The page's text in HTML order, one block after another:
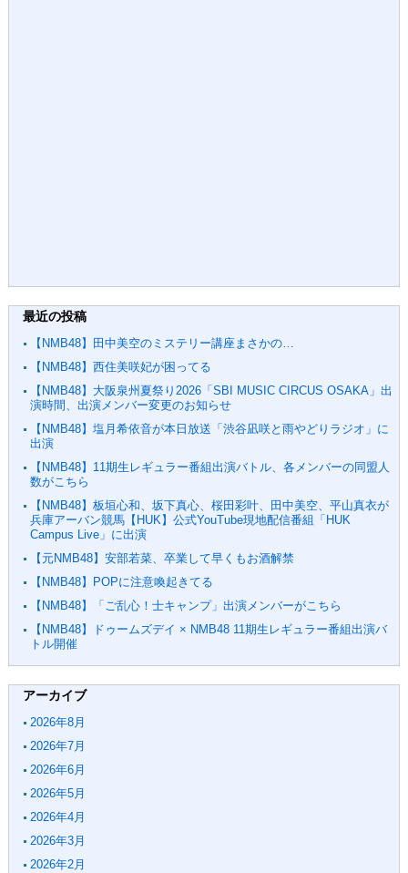
最近の投稿
【NMB48】田中美空のミステリー講座まさかの…
【NMB48】西住美咲妃が困ってる
【NMB48】大阪泉州夏祭り2026「SBI MUSIC CIRCUS OSAKA」出
演時間、出演メンバー変更のお知らせ
【NMB48】塩月希依音が本日放送「渋谷凪咲と雨やどりラジオ」に
出演
【NMB48】11期生レギュラー番組出演バトル、各メンバーの同盟人
数がこちら
【NMB48】板垣心和、坂下真心、桜田彩叶、田中美空、平山真衣が
兵庫アーバン競馬【HUK】公式YouTube現地配信番組「HUK
Campus Live」に出演
【元NMB48】安部若菜、卒業して早くもお酒解禁
【NMB48】POPに注意喚起きてる
【NMB48】「ご乱心！士キャンプ」出演メンバーがこちら
【NMB48】ドゥームズデイ × NMB48 11期生レギュラー番組出演バ
トル開催
アーカイブ
2026年8月
2026年7月
2026年6月
2026年5月
2026年4月
2026年3月
2026年2月